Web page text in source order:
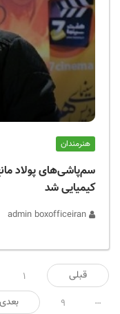
هنرمندان
سم‌پاشی‌های پولاد
کیمیایی شد
صفحه‌بندی
نوشته‌ها
قبلی 1
…
9 بعدی